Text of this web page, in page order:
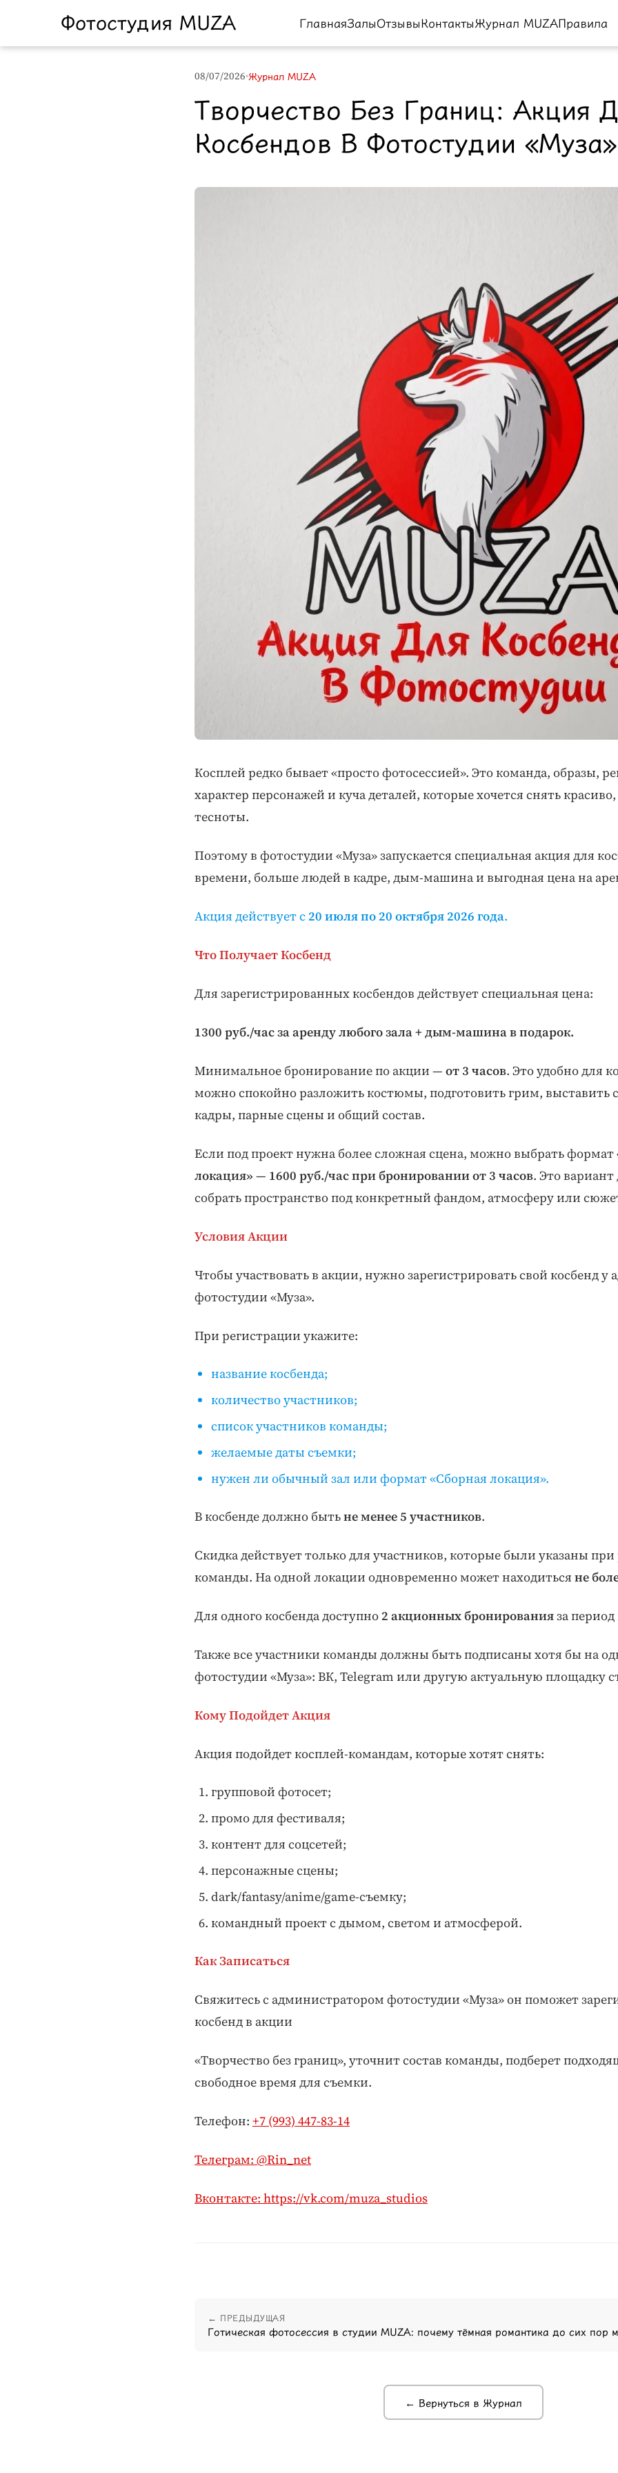
Фотостудия MUZA ГлавнаяЗалыОтзывыКонтактыЖурнал MUZAПравила
08/07/2026•Журнал MUZA
Творчество Без Границ: Акция
Косбендов В Фотостудии «Муза»
Косплей редко бывает «просто фотосессией». Это команда, образы,
характер персонажей и куча деталей, которые хочется снять
тесноты.
Поэтому в фотостудии «Муза» запускается специальная акция для
времени, больше людей в кадре, дым-машина и выгодная цена на
Акция действует с 20 июля по 20 октября 2026 года.
Что Получает Косбенд
Для зарегистрированных косбендов действует специальная цена:
1300 руб./час за аренду любого зала + дым-машина в подарок.
Минимальное бронирование по акции — от 3 часов. Это удобно для
можно спокойно разложить костюмы, подготовить грим, выставить
кадры, парные сцены и общий состав.
Если под проект нужна более сложная сцена, можно выбрать формат
локация» — 1600 руб./час при бронировании от 3 часов. Это вариант
собрать пространство под конкретный фандом, атмосферу или
Условия Акции
Чтобы участвовать в акции, нужно зарегистрировать свой косбенд у
фотостудии «Муза».
При регистрации укажите:
название косбенда;
количество участников;
список участников команды;
желаемые даты съемки;
нужен ли обычный зал или формат «Сборная локация».
В косбенде должно бытьне менее 5 участников.
Скидка действует только для участников, которые были указаны
команды. На одной локации одновременно может находиться не
Для одного косбенда доступно 2 акционных бронированияза
Также все участники команды должны быть подписаны хотя бы на
фотостудии «Муза»: ВК, Telegram или другую актуальную площадку
Кому Подойдет Акция
Акция подойдет косплей-командам, которые хотят снять:
групповой фотосет;
промо для фестиваля;
контент для соцсетей;
персонажные сцены;
dark/fantasy/anime/game-съемку;
командный проект с дымом, светом и атмосферой.
Как Записаться
Свяжитесь с администратором фотостудии «Муза» он поможет
косбенд в акции
«Творчество без границ», уточнит состав команды, подберет
свободное время для съемки.
Телефон: +7 (993) 447-83-14
Телеграм: @Rin_net
Вконтакте: https://vk.com/muza_studios
← ПРЕДЫДУЩАЯ
Готическая фотосессия в студии MUZA: почему тёмная романтика до сих пор
← Вернуться в Журнал